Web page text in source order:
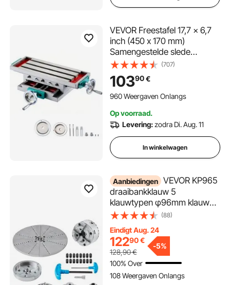
VEVOR Freestafel 17,7 × 6,7
inch (450 x 170 mm)
Samengestelde slede
Freestafel 30 kg
Multifunctionele werktafel
Kruisfreesmachine
Samengestelde 2-assige 4-
boorstandaards
Tafelboorfreesmachine
(707)
10390€
960 Weergaven Onlangs
Op voorraad.
Levering:zodra Di. Aug. 11
In winkelwagen
Aanbiedingen VEVOR KP965
draaibankklauw 5
klauwtypen φ96mm klauw
Klauw gemaakt van 45#
Binnendraad M33 x 3,5 TPI
Draaibankklauw
Draaibankklauw
(88)
Eindigt Aug. 24
12290€
128,90€
-5%
100% Over
108 Weergaven Onlangs